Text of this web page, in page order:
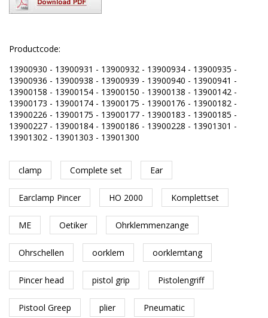
Productcode:
13900930 - 13900931 - 13900932 - 13900934 - 13900935 -
13900936 - 13900938 - 13900939 - 13900940 - 13900941 -
13900158 - 13900154 - 13900150 - 13900138 - 13900142 -
13900173 - 13900174 - 13900175 - 13900176 - 13900182 -
13900226 - 13900175 - 13900177 - 13900183 - 13900185 -
13900227 - 13900184 - 13900186 - 13900228 - 13901301 -
13901302 - 13901303 - 13901300
clamp Complete set Ear
Earclamp Pincer HO 2000 Komplettset
ME Oetiker Ohrklemmenzange
Ohrschellen oorklem oorklemtang
Pincer head pistol grip Pistolengriff
Pistool Greep plier Pneumatic